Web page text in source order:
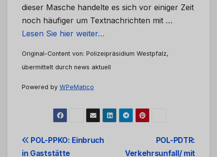
dieser Masche handelte es sich vor einiger Zeit
noch häufiger um Textnachrichten mit …
Lesen Sie hier weiter…
Original-Content von: Polizeipräsidium Westpfalz,
übermittelt durch news aktuell
Powered by WPeMatico
Beitrags-
POL-PDTR:
Verkehrsunfall/ mit
POL-PPKO: Einbruch
in Gaststätte